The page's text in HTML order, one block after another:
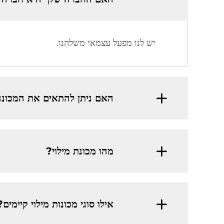
יש לנו מפעל עצמאי משלהנו.
האם ניתן להתאים את
מהו מכונת מילוי?
אילו סוגי מכונות מילוי